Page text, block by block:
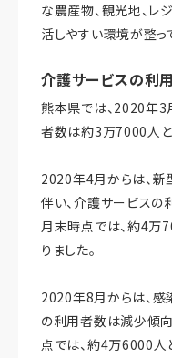
な農産物、観光地、レ
活しやすい環境が整っ
介護サービスの利
熊本県では、2020年3
者数は約3万7000人と
2020年4月からは、
伴い、介護サービス
月末時点では、約4万
りました。
2020年8月からは、感
の利用者数は減少傾
点では、約4万6000人